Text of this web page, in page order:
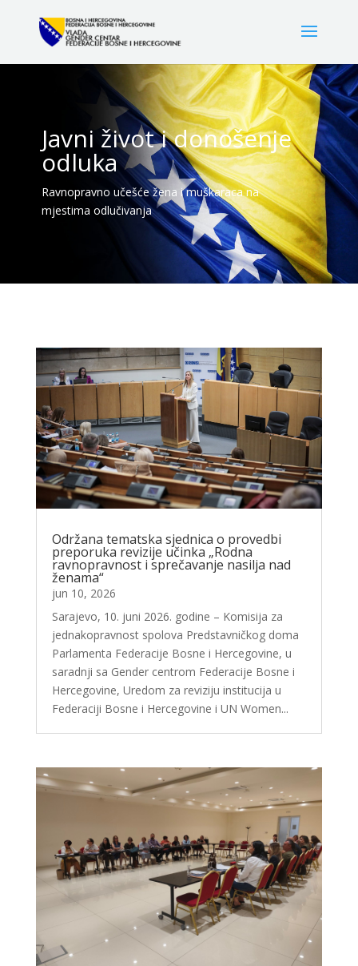
Javni život i donošenje
odluka
Ravnopravno učešće žena i muškaraca na
mjestima odlučivanja
Održana tematska sjednica o provedbi
preporuka revizije učinka „Rodna
ravnopravnost i sprečavanje nasilja nad
ženama“
jun 10, 2026
Sarajevo, 10. juni 2026. godine – Komisija za
jednakopravnost spolova Predstavničkog doma
Parlamenta Federacije Bosne i Hercegovine, u
saradnji sa Gender centrom Federacije Bosne i
Hercegovine, Uredom za reviziju institucija u
Federaciji Bosne i Hercegovine i UN Women...